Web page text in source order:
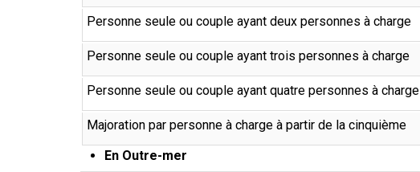
Personne seule ou couple ayant deux personnes à charge
Personne seule ou couple ayant trois personnes à charge
Personne seule ou couple ayant quatre personnes à charge
Majoration par personne à charge à partir de la cinquième
En Outre-mer